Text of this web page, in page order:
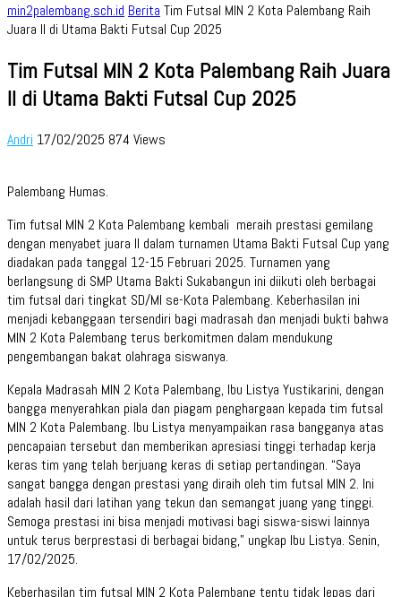
min2palembang.sch.id Berita Tim Futsal MIN 2 Kota Palembang Raih
Juara II di Utama Bakti Futsal Cup 2025
Tim Futsal MIN 2 Kota Palembang Raih Juara
II di Utama Bakti Futsal Cup 2025
Andri 17/02/2025 874 Views
Palembang Humas.
Tim futsal MIN 2 Kota Palembang kembali meraih prestasi gemilang
dengan menyabet juara II dalam turnamen Utama Bakti Futsal Cup yang
diadakan pada tanggal 12-15 Februari 2025. Turnamen yang
berlangsung di SMP Utama Bakti Sukabangun ini diikuti oleh berbagai
tim futsal dari tingkat SD/MI se-Kota Palembang. Keberhasilan ini
menjadi kebanggaan tersendiri bagi madrasah dan menjadi bukti bahwa
MIN 2 Kota Palembang terus berkomitmen dalam mendukung
pengembangan bakat olahraga siswanya.
Kepala Madrasah MIN 2 Kota Palembang, Ibu Listya Yustikarini, dengan
bangga menyerahkan piala dan piagam penghargaan kepada tim futsal
MIN 2 Kota Palembang. Ibu Listya menyampaikan rasa bangganya atas
pencapaian tersebut dan memberikan apresiasi tinggi terhadap kerja
keras tim yang telah berjuang keras di setiap pertandingan. “Saya
sangat bangga dengan prestasi yang diraih oleh tim futsal MIN 2. Ini
adalah hasil dari latihan yang tekun dan semangat juang yang tinggi.
Semoga prestasi ini bisa menjadi motivasi bagi siswa-siswi lainnya
untuk terus berprestasi di berbagai bidang,” ungkap Ibu Listya. Senin,
17/02/2025.
Keberhasilan tim futsal MIN 2 Kota Palembang tentu tidak lepas dari